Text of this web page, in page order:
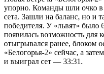
упорно. Команды шли очко в
сета. Зашли на баланс, но и
победителя. У «львят» было
появилась возможность для
отыгрывался ранее, блоком
«Белогорья-2» сейчас, а
и выиграл сет — 33:31.